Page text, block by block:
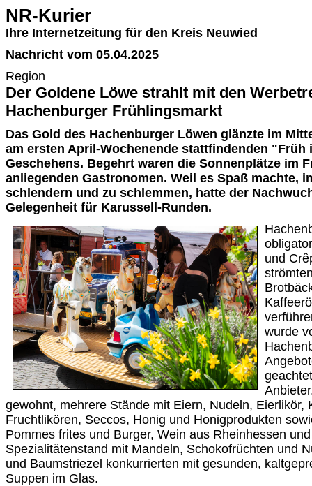
NR-Kurier
Ihre Internetzeitung für den Kreis Neuwied
Nachricht vom 05.04.2025
Region
Der Goldene Löwe strahlt mit den
Hachenburger Frühlingsmarkt
Das Gold des Hachenburger Löwen glänzte im
am ersten April-Wochenende stattfindenden "Früh
Geschehens. Begehrt waren die Sonnenplätze im
anliegenden Gastronomen. Weil es Spaß machte,
schlendern und zu schlemmen, hatte der
Gelegenheit für Karussell-Runden.
und
wurde
gewohnt, mehrere Stände mit Eiern, Nudeln, Eierlikör,
Fruchtlikören, Seccos, Honig und Honigprodukten
Pommes frites und Burger, Wein aus Rheinhessen
Spezialitätenstand mit Mandeln, Schokofrüchten und
und Baumstriezel konkurrierten mit gesunden,
Suppen im Glas.